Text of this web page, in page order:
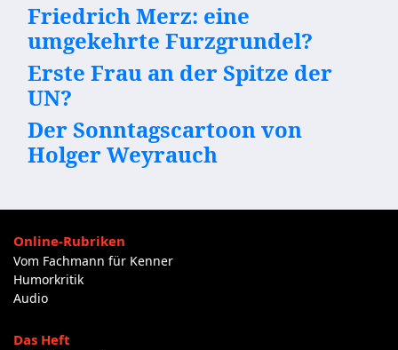
Friedrich Merz: eine
umgekehrte Furzgrundel?
Erste Frau an der Spitze der
UN?
Der Sonntagscartoon von
Holger Weyrauch
Online-Rubriken
Vom Fachmann für Kenner
Humorkritik
Audio
Das Heft